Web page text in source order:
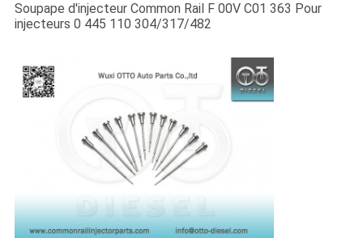
Soupape d'injecteur Common Rail F 00V C01 363 Pour
injecteurs 0 445 110 304/317/482